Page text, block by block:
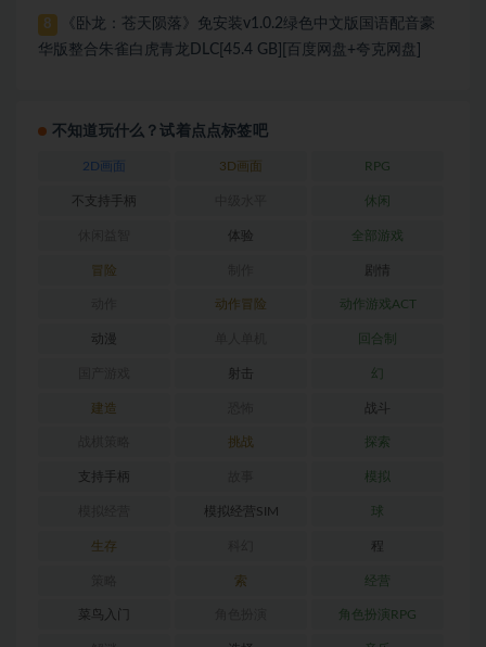
8
《卧龙：苍天陨落》免安装v1.0.2绿色中文版国语配音豪
华版整合朱雀白虎青龙DLC[45.4 GB][百度网盘+夸克网盘]
不知道玩什么？试着点点标签吧
2D画面 3D画面 RPG
不支持手柄 休闲
体验 全部游戏
冒险 剧情
动作冒险 动作游戏ACT
动漫 回合制
射击 幻
建造 战斗
挑战 探索
支持手柄 模拟
模拟经营SIM 球
生存 程
索 经营
菜鸟入门 角色扮演RPG